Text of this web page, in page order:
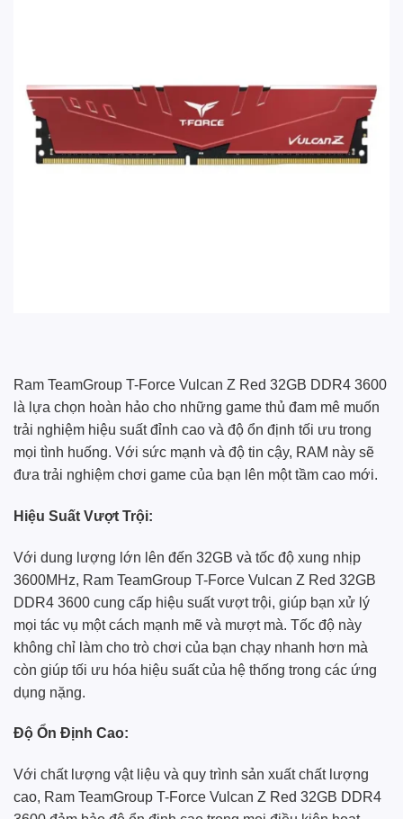
Ram TeamGroup T-Force Vulcan Z Red 32GB DDR4 3600
là lựa chọn hoàn hảo cho những game thủ đam mê muốn
trải nghiệm hiệu suất đỉnh cao và độ ổn định tối ưu trong
mọi tình huống. Với sức mạnh và độ tin cậy, RAM này sẽ
đưa trải nghiệm chơi game của bạn lên một tầm cao mới.
Hiệu Suất Vượt Trội:
Với dung lượng lớn lên đến 32GB và tốc độ xung nhịp
3600MHz, Ram TeamGroup T-Force Vulcan Z Red 32GB
DDR4 3600 cung cấp hiệu suất vượt trội, giúp bạn xử lý
mọi tác vụ một cách mạnh mẽ và mượt mà. Tốc độ này
không chỉ làm cho trò chơi của bạn chạy nhanh hơn mà
còn giúp tối ưu hóa hiệu suất của hệ thống trong các ứng
dụng nặng.
Độ Ổn Định Cao:
Với chất lượng vật liệu và quy trình sản xuất chất lượng
cao, Ram TeamGroup T-Force Vulcan Z Red 32GB DDR4